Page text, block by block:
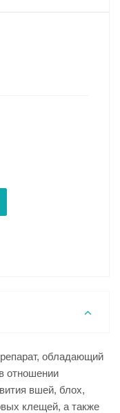
обладающий
отношении
вшей, блох,
клещей, а также